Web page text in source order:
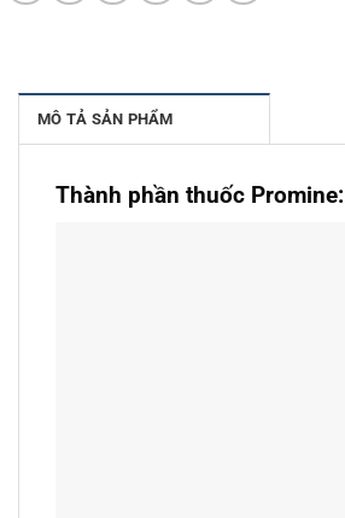
MÔ TẢ SẢN PHẨM
Thành phần thuốc Promine: